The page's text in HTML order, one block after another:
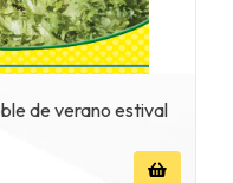
de verano estival